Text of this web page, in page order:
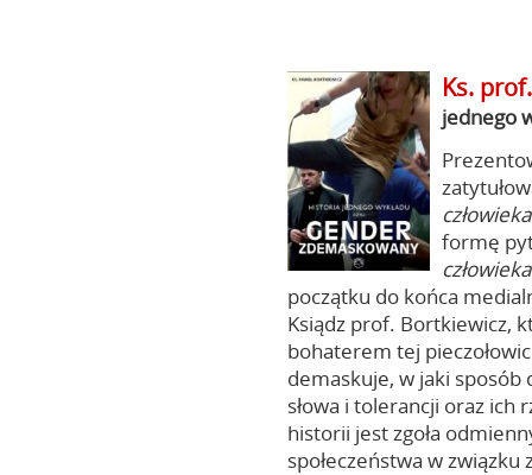
Ks.
jednego
formę
początku do końca
Ksiądz prof. Bortkiewicz,
bohaterem tej
demaskuje, w jaki sposób
słowa i tolerancji oraz ich
historii jest zgoła
społeczeństwa w